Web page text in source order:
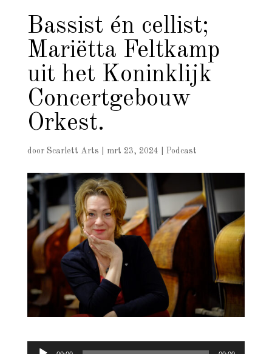
Bassist én cellist;
Mariëtta Feltkamp
uit het Koninklijk
Concertgebouw
Orkest.
door Scarlett Arts mrt 23, 2024 Podcast
Audiospeler